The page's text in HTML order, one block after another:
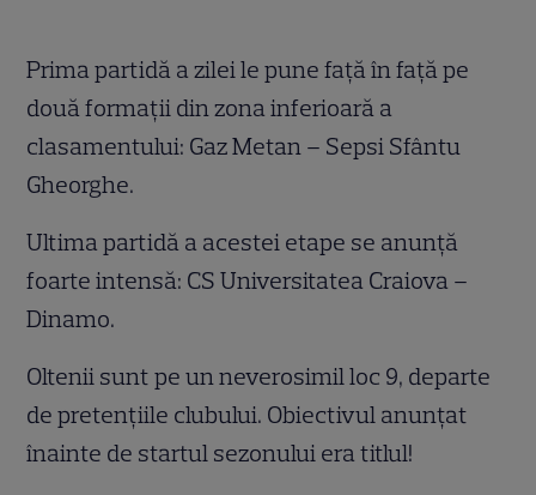
Prima partidă a zilei le pune faţă în faţă pe
două formaţii din zona inferioară a
clasamentului: Gaz Metan – Sepsi Sfântu
Gheorghe.
Ultima partidă a acestei etape se anunţă
foarte intensă: CS Universitatea Craiova –
Dinamo.
Oltenii sunt pe un neverosimil loc 9, departe
de pretenţiile clubului. Obiectivul anunţat
înainte de startul sezonului era titlul!